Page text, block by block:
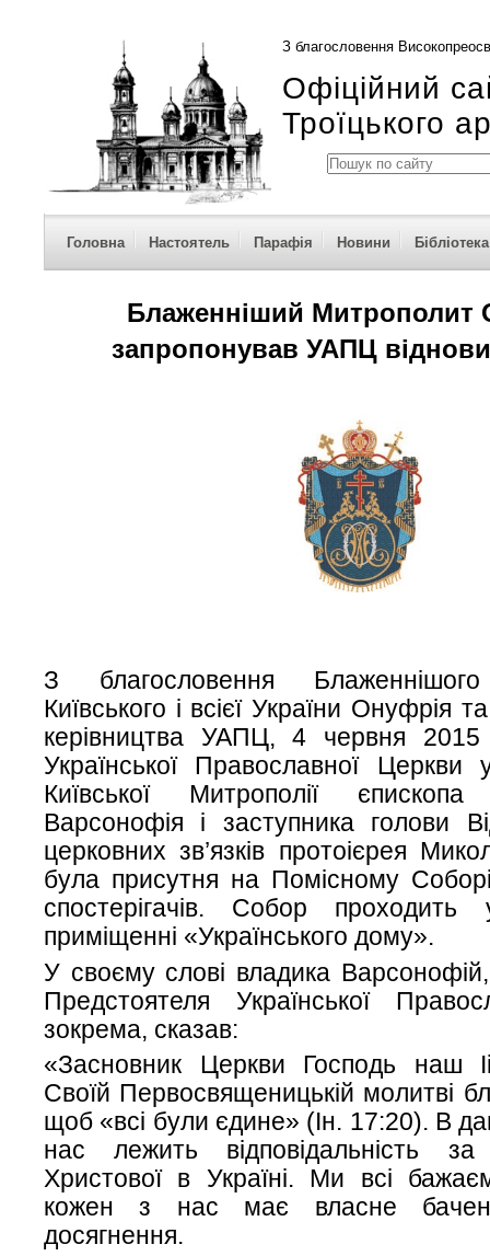
З благословення
Офіційний
Троїцького
Головна Настоятель Парафія Новини Бібліотека
Блаженніший Митрополит
запропонував УАПЦ
З благословення
Київського і всієї України Онуфрія
керівництва УАПЦ, 4 червня 2015
Української Православної Церкви
Київської Митрополії єпископа
Варсонофія і заступника голови
церковних зв’язків протоієрея
була присутня на Помісному
спостерігачів. Собор
приміщенні «Українського дому».
У своєму слові владика
Предстоятеля Української
зокрема, сказав:
«Засновник Церкви Господь наш
Своїй Первосвященицькій молитві
щоб «всі були єдине» (Ін. 17:20). В
нас лежить відповідальність
Христової в Україні. Ми всі
кожен з нас має власне
досягнення.